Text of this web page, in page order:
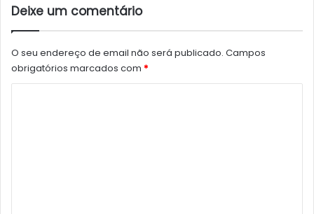
Deixe um comentário
O seu endereço de email não será publicado. Campos
obrigatórios marcados com *